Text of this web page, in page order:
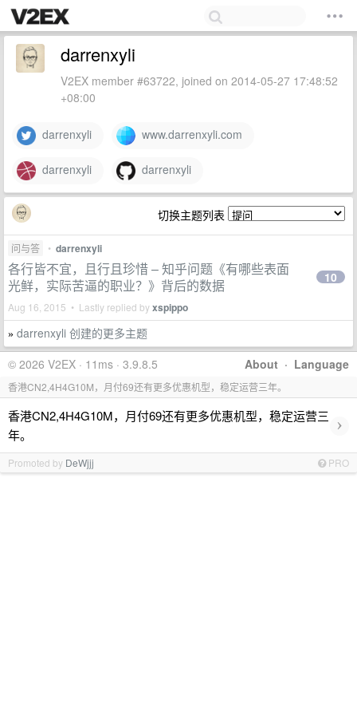
darrenxyli
V2EX member #63722, joined on 2014-05-27 17:48:52
+08:00
darrenxyli www.darrenxyli.com
darrenxyli darrenxyli
切换主题列表
问与答 • darrenxyli
各行皆不宜，且行且珍惜 – 知乎问题《有哪些表面
光鲜，实际苦逼的职业？》背后的数据
Aug 16, 2015 • Lastly replied byxspippo
10
» darrenxyli 创建的更多主题
About · Language
© 2026 V2EX · 11ms · 3.9.8.5
香港CN2,4H4G10M，月付69还有更多优惠机型，稳定运营三年。
香港CN2,4H4G10M，月付69还有更多优惠机型，稳定运营三
年。
›
Promoted by DeWjjj PRO